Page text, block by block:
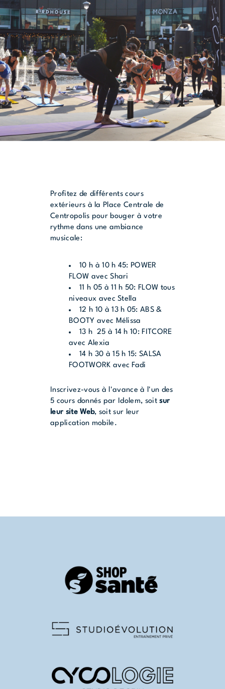
Profitez de différents cours
extérieurs à la Place Centrale de
Centropolis pour bouger à votre
rythme dans une ambiance
musicale:
10 h à 10 h 45: POWER
FLOW avec Shari
11 h 05 à 11 h 50: FLOW tous
niveaux avec Stella
12 h 10 à 13 h 05: ABS &
BOOTY avec Mélissa
13 h 25 à 14 h 10: FITCORE
avec Alexia
14 h 30 à 15 h 15: SALSA
FOOTWORK avec Fadi
Inscrivez-vous à l'avance à l'un des
5 cours donnés par Idolem, soitsur
leur site Web, soit sur leur
application mobile.